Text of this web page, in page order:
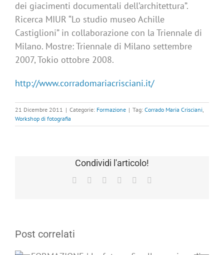
dei giacimenti documentali dell’architettura”.
Ricerca MIUR “Lo studio museo Achille
Castiglioni” in collaborazione con la Triennale di
Milano. Mostre: Triennale di Milano settembre
2007, Tokio ottobre 2008.
http://www.corradomariacrisciani.it/
21 Dicembre 2011 | Categorie: Formazione | Tag: Corrado Maria Crisciani
Workshop di fotografia
Condividi l'articolo!
Facebook LinkedIn
TumblrPinterest
Post correlati